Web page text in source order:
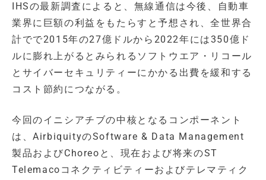
IHSの最新調査によると、無線通信は今後、自動車
業界に巨額の利益をもたらすと予想され、全世界合
計でで2015年の27億ドルから2022年には350億ド
ルに膨れ上がるとみられるソフトウエア・リコール
とサイバーセキュリティーにかかる出費を緩和する
コスト節約につながる。
今回のイニシアチブの中核となるコンポーネント
は、AirbiquityのSoftware & Data Management
製品およびChoreoと、現在および将来のST
Telemacoコネクティビティーおよびテレマティク